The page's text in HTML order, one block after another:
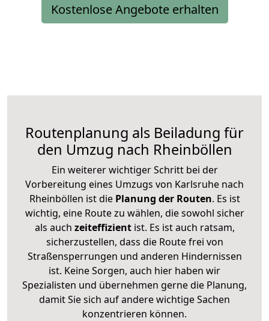
Kostenlose Angebote erhalten
Routenplanung als Beiladung für
den Umzug nach Rheinböllen
Ein weiterer wichtiger Schritt bei der
Vorbereitung eines Umzugs von Karlsruhe nach
Rheinböllen ist diePlanung der Routen. Es ist
wichtig, eine Route zu wählen, die sowohl sicher
als auch zeiteffizientist. Es ist auch ratsam,
sicherzustellen, dass die Route frei von
Straßensperrungen und anderen Hindernissen
ist. Keine Sorgen, auch hier haben wir
Spezialisten und übernehmen gerne die Planung,
damit Sie sich auf andere wichtige Sachen
konzentrieren können.